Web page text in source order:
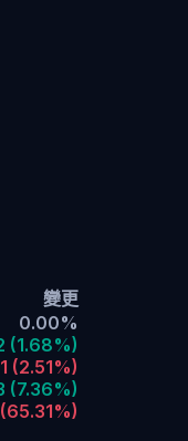
變更
0.00%
(1.68%)
(2.51%)
(7.36%)
(65.31%)